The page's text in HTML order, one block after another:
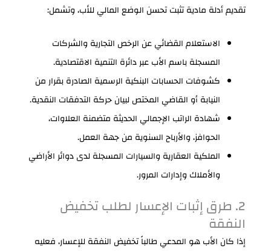
تقديم أدلة مادية تثبت تحسن الوضع المالي للأب، وتشمل:
الاستعلام القضائي عن الرخص التجارية والشركات
المسجلة باسم الأب عبر دائرة التنمية الاقتصادية.
كشوفات الحسابات البنكية الرسمية الصادرة بقرار من
النيابة أو القاضي المختص لبيان حركة التدفقات النقدية.
شهادة الراتب الإجمالي الحديثة متضمنة العلاوات،
الحوافز، والأرباح السنوية من جهة العمل.
الملكية العقارية والسيارات المسجلة لدى دوائر الأراضي
والأملاك وإدارات المرور.
2. طرق إثبات الإعسار لطلب تخفيض
النفقة
إذا كان الأب هو المدعي طالباً تخفيض النفقة للإعسار، فعليه